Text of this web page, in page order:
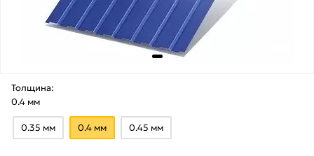
Толщина:
0.4 мм
0.35 мм 0.4 мм 0.45 мм